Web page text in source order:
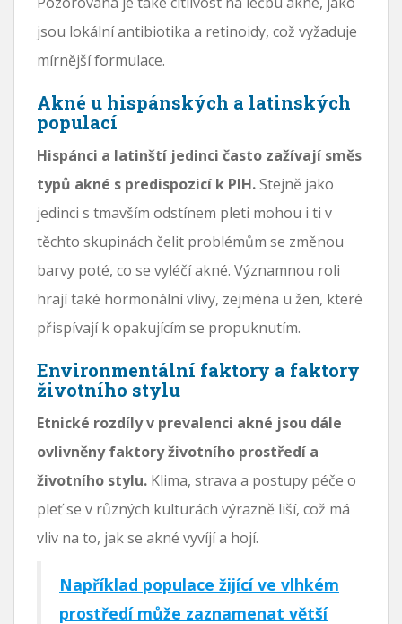
jsou lokální antibiotika a retinoidy, což vyžaduje
mírnější formulace.
Akné u hispánských a latinských
populací
Hispánci a latinští jedinci často zažívají směs
typů akné s predispozicí k PIH.Stejně jako
jedinci s tmavším odstínem pleti mohou i ti v
těchto skupinách čelit problémům se změnou
barvy poté, co se vyléčí akné. Významnou roli
hrají také hormonální vlivy, zejména u žen, které
přispívají k opakujícím se propuknutím.
Environmentální faktory a faktory
životního stylu
Etnické rozdíly v prevalenci akné jsou dále
ovlivněny faktory životního prostředí a
životního stylu. Klima, strava a postupy péče o
pleť se v různých kulturách výrazně liší, což má
vliv na to, jak se akné vyvíjí a hojí.
Například populace žijící ve vlhkém
prostředí může zaznamenat větší